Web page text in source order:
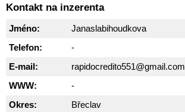
Kontakt na inzerenta
Jméno:
Janaslabihoudkova
Telefon:
-
E-mail:
rapidocredito551@gmail.com
WWW:
-
Okres:
Břeclav